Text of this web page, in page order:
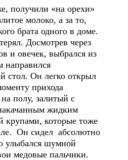
получили «на орехи»
молоко, а за то,
брата одного в доме.
Досмотрев через
и овечек, выбрался из
направился
стол. Он легко открыл
прихода
полу, залитый с
жидким
крупами, которые тоже
Он сидел абсолютно
улыбался шумной
медовые пальчики.